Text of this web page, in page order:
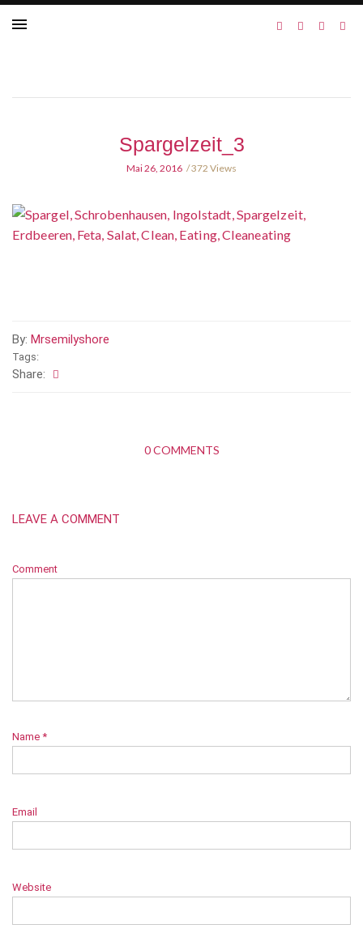
Spargelzeit_3
Mai 26, 2016 372 Views
By: Mrsemilyshore
Tags:
Share:
0 COMMENTS
LEAVE A COMMENT
Comment
Name *
Email
Website